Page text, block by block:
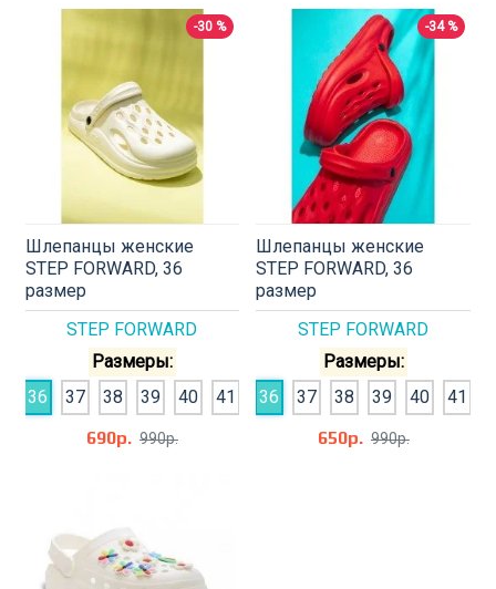
-30 %
STEP FORWARD
Шлепанцы женские
STEP FORWARD, 36
размер
Размеры:
36
37 38 39 40
41
690р. 990р.
-34 %
STEP FORWARD
Шлепанцы женские
STEP FORWARD, 36
размер
Размеры:
36
37 38 39 40
41
650р. 990р.